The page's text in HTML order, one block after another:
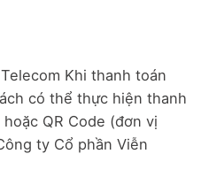
Khi thanh toán
có thể thực hiện thanh
QR Code (đơn vị
ty Cổ phần Viễn